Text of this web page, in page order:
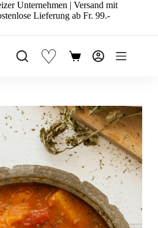
Unternehmen | Versand mit
Lieferung ab Fr. 99.-
♡ Warenkorb